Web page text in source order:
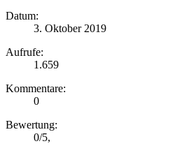
Datum:
3. Oktober 2019
Aufrufe:
1.659
Kommentare:
0
Bewertung:
0/5,